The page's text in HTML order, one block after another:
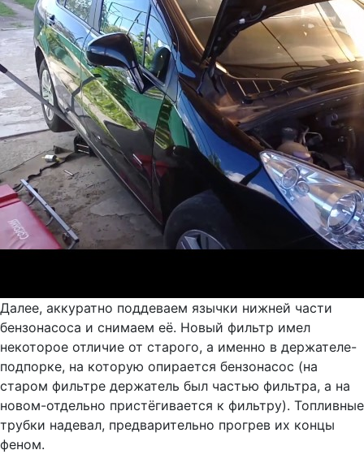
Далее, аккуратно поддеваем язычки нижней части
бензонасоса и снимаем её. Новый фильтр имел
некоторое отличие от старого, а именно в держателе-
подпорке, на которую опирается бензонасос (на
старом фильтре держатель был частью фильтра, а на
новом-отдельно пристёгивается к фильтру). Топливные
трубки надевал, предварительно прогрев их концы
феном.